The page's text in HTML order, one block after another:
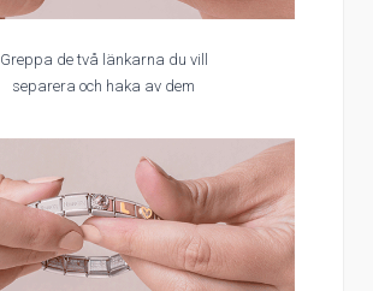
Greppa de två länkarna du vill
separera och haka av dem